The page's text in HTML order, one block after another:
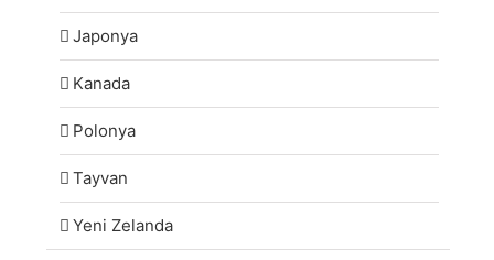
Japonya
Kanada
Polonya
Tayvan
Yeni Zelanda